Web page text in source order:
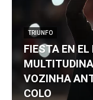
TRIUNFO
FIESTA EN
VOZINHA
COLO